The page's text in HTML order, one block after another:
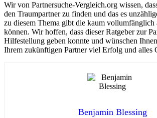
Wir von Partnersuche-Vergleich.org wissen,
den Traumpartner zu finden und das es
zu diesem Thema gibt die kaum vollumfänglich
können. Wir hoffen, dass dieser Ratgeber zur
Hilfestellung geben konnte und wünschen
Ihrem zukünftigen Partner viel Erfolg und alles
Benjamin Blessing